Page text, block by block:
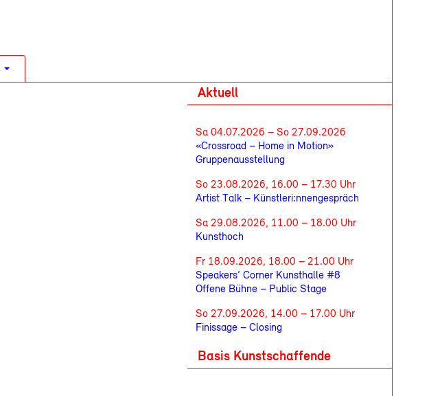
Aktuell
Sa 04.07.2026 – So 27.09.2026
«Crossroad – Home in Motion»
Gruppenausstellung
So 23.08.2026, 16.00 – 17.30 Uhr
Artist Talk – Künstleri:nnengespräch
Sa 29.08.2026, 11.00 – 18.00 Uhr
Kunsthoch
Fr 18.09.2026, 18.00 – 21.00 Uhr
Speakers’ Corner Kunsthalle #8
Offene Bühne – Public Stage
So 27.09.2026, 14.00 – 17.00 Uhr
Finissage – Closing
Basis Kunstschaffende